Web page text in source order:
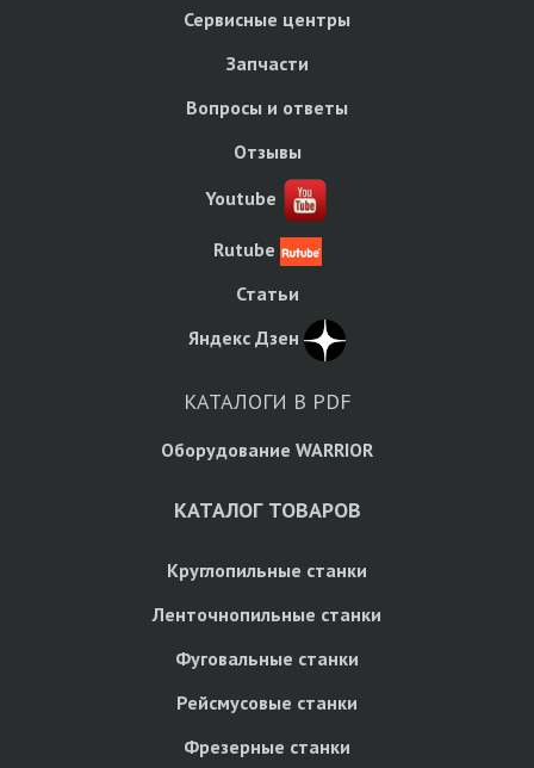
Сервисные центры
Запчасти
Вопросы и ответы
Отзывы
Youtube
Rutube
Статьи
Яндекс Дзен
КАТАЛОГИ В PDF
Оборудование WARRIOR
КАТАЛОГ ТОВАРОВ
Круглопильные станки
Ленточнопильные станки
Фуговальные станки
Рейсмусовые станки
Фрезерные станки